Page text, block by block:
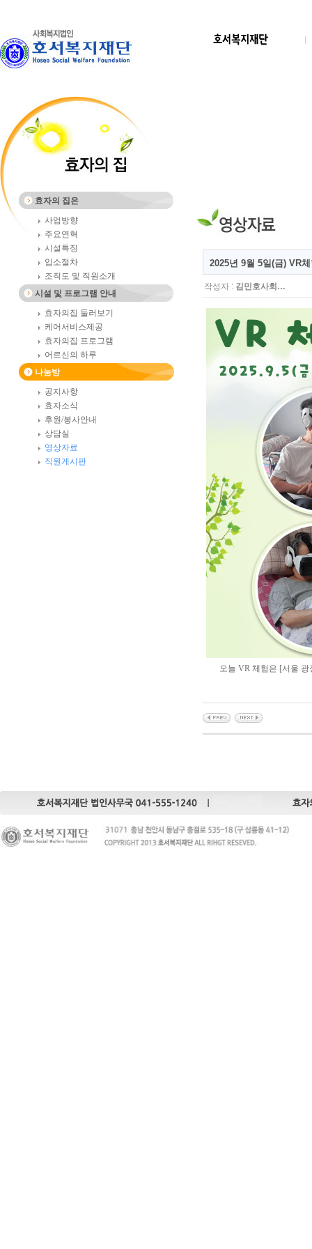
효자의 집은
사업방향
주요연혁
시설특징
입소절차
조직도 및 직원소개
시설 및 프로그램 안내
효자의집 둘러보기
케어서비스제공
효자의집 프로그램
어르신의 하루
나눔방
공지사항
효자소식
후원/봉사안내
상담실
영상자료
직원게시판
2025년 9월 5일(금) VR
작성자 : 김민호사회…
오늘 VR 체험은 [서울